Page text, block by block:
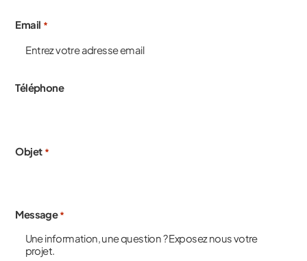
Email *
Téléphone
Objet *
Message *